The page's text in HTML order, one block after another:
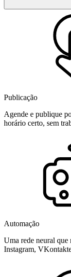
Publicação
Agende e publique
horário certo, sem
Automação
Uma rede neural que
Instagram,